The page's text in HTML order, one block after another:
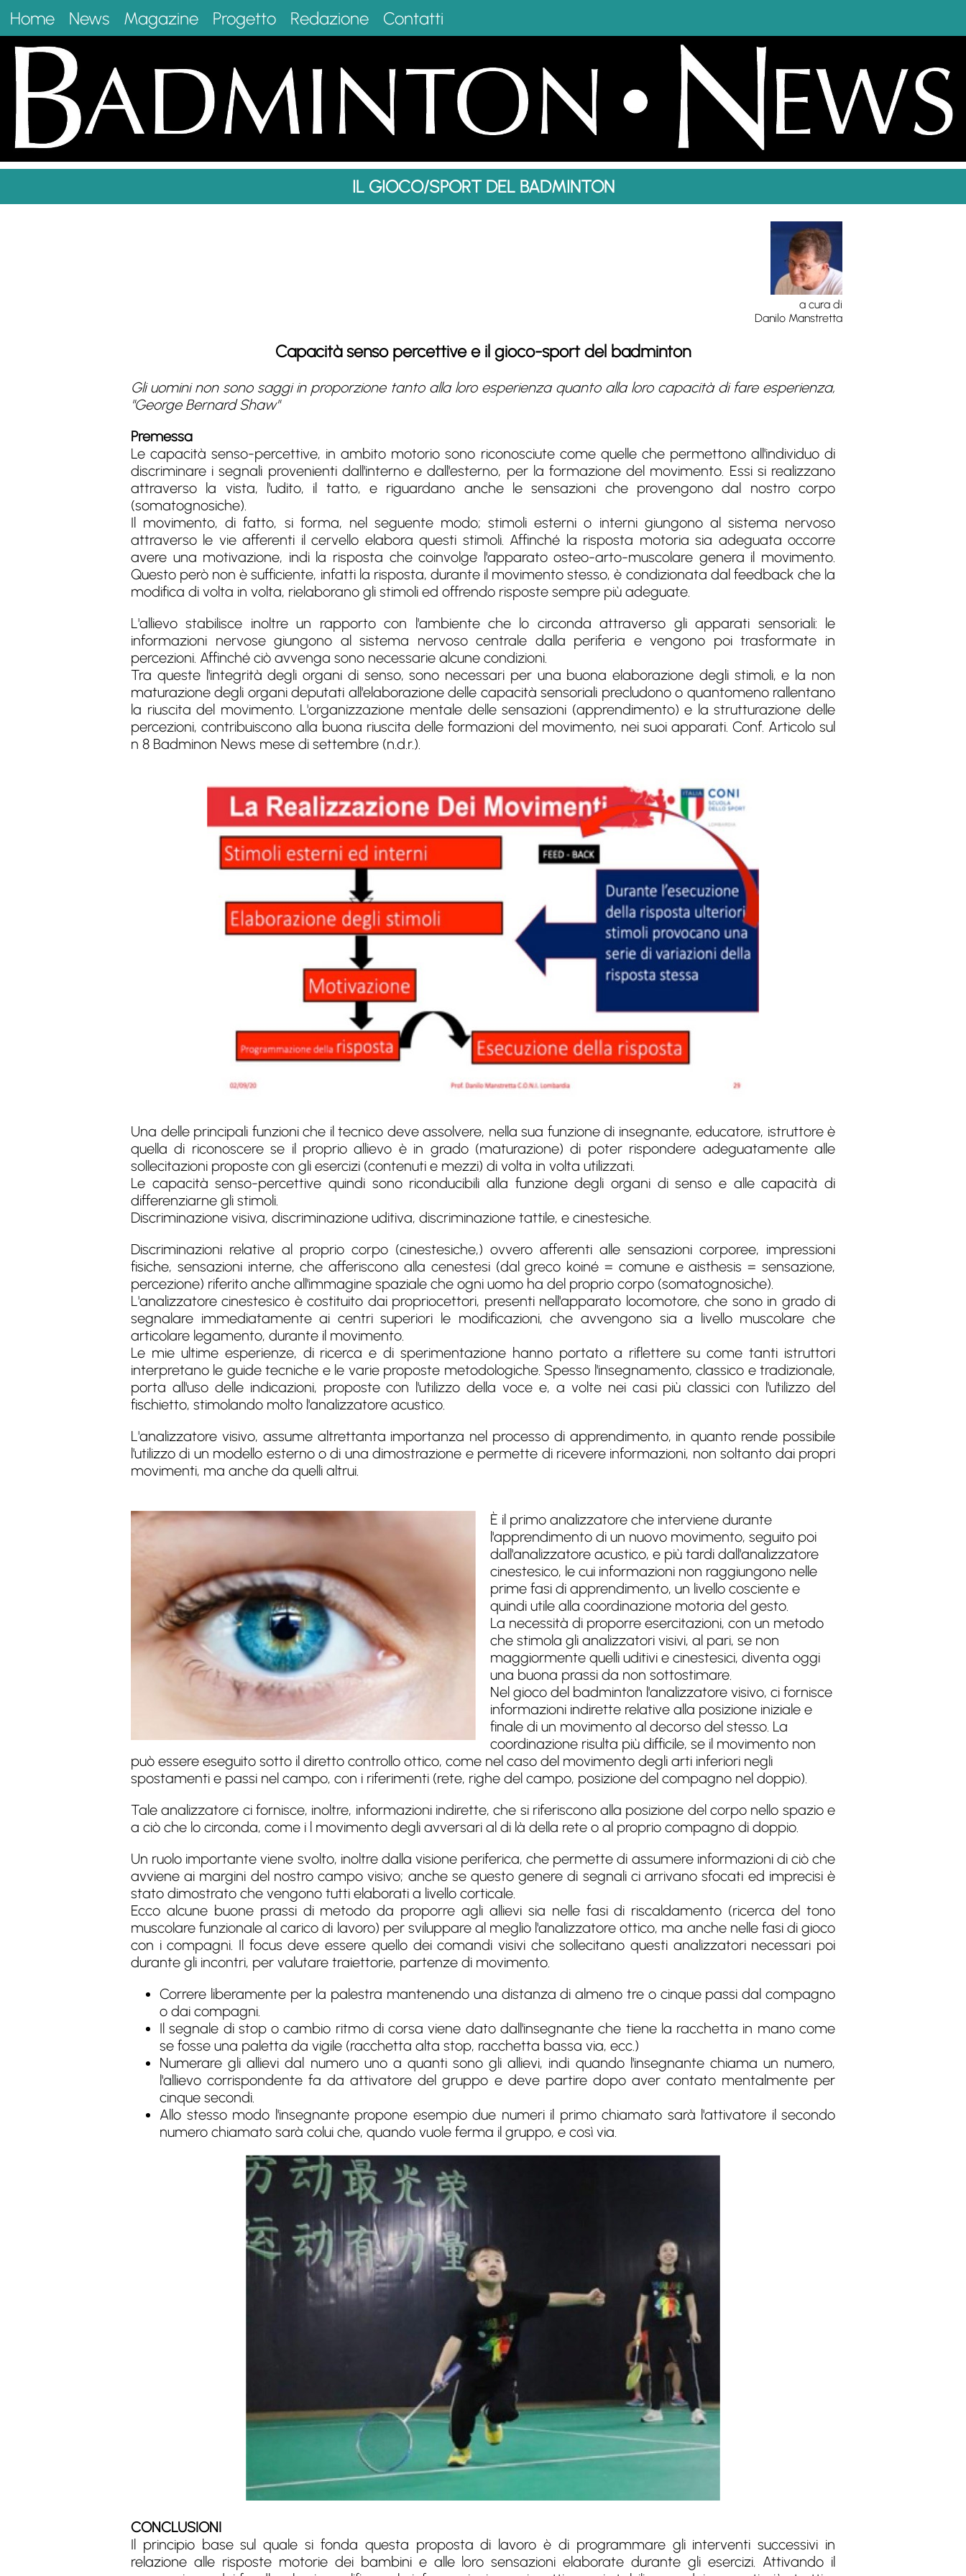
Home News Magazine Progetto Redazione Contatti
IL GIOCO/SPORT DEL BADMINTON
a cura di
Danilo Manstretta
Capacità senso percettive e il gioco-sport del badminton
Gli uomini non sono saggi in proporzione tanto alla loro esperienza quanto alla loro capacità di fare esperienza,
"George Bernard Shaw"
Premessa
Le capacità senso-percettive, in ambito motorio sono riconosciute come quelle che permettono all'individuo di
discriminare i segnali provenienti dall'interno e dall'esterno, per la formazione del movimento. Essi si realizzano
attraverso la vista, l'udito, il tatto, e riguardano anche le sensazioni che provengono dal nostro corpo
(somatognosiche).
Il movimento, di fatto, si forma, nel seguente modo; stimoli esterni o interni giungono al sistema nervoso
attraverso le vie afferenti il cervello elabora questi stimoli. Affinché la risposta motoria sia adeguata occorre
avere una motivazione, indi la risposta che coinvolge l'apparato osteo-arto-muscolare genera il movimento.
Questo però non è sufficiente, infatti la risposta, durante il movimento stesso, è condizionata dal feedback che la
modifica di volta in volta, rielaborano gli stimoli ed offrendo risposte sempre più adeguate.
L'allievo stabilisce inoltre un rapporto con l'ambiente che lo circonda attraverso gli apparati sensoriali: le
informazioni nervose giungono al sistema nervoso centrale dalla periferia e vengono poi trasformate in
percezioni. Affinché ciò avvenga sono necessarie alcune condizioni.
Tra queste l'integrità degli organi di senso, sono necessari per una buona elaborazione degli stimoli, e la non
maturazione degli organi deputati all'elaborazione delle capacità sensoriali precludono o quantomeno rallentano
la riuscita del movimento. L'organizzazione mentale delle sensazioni (apprendimento) e la strutturazione delle
percezioni, contribuiscono alla buona riuscita delle formazioni del movimento, nei suoi apparati. Conf. Articolo sul
n 8 Badminon News mese di settembre (n.d.r.).
Una delle principali funzioni che il tecnico deve assolvere, nella sua funzione di insegnante, educatore, istruttore è
quella di riconoscere se il proprio allievo è in grado (maturazione) di poter rispondere adeguatamente alle
sollecitazioni proposte con gli esercizi (contenuti e mezzi) di volta in volta utilizzati.
Le capacità senso-percettive quindi sono riconducibili alla funzione degli organi di senso e alle capacità di
differenziarne gli stimoli.
Discriminazione visiva, discriminazione uditiva, discriminazione tattile, e cinestesiche.
Discriminazioni relative al proprio corpo (cinestesiche,) ovvero afferenti alle sensazioni corporee, impressioni
fisiche, sensazioni interne, che afferiscono alla cenestesi (dal greco koiné = comune e aisthesis = sensazione,
percezione) riferito anche all'immagine spaziale che ogni uomo ha del proprio corpo (somatognosiche).
L'analizzatore cinestesico è costituito dai propriocettori, presenti nell'apparato locomotore, che sono in grado di
segnalare immediatamente ai centri superiori le modificazioni, che avvengono sia a livello muscolare che
articolare legamento, durante il movimento.
Le mie ultime esperienze, di ricerca e di sperimentazione hanno portato a riflettere su come tanti istruttori
interpretano le guide tecniche e le varie proposte metodologiche. Spesso l'insegnamento, classico e tradizionale,
porta all'uso delle indicazioni, proposte con l'utilizzo della voce e, a volte nei casi più classici con l'utilizzo del
fischietto, stimolando molto l'analizzatore acustico.
L'analizzatore visivo, assume altrettanta importanza nel processo di apprendimento, in quanto rende possibile
l'utilizzo di un modello esterno o di una dimostrazione e permette di ricevere informazioni, non soltanto dai propri
movimenti, ma anche da quelli altrui.
È il primo analizzatore che interviene durante
l'apprendimento di un nuovo movimento, seguito poi
dall'analizzatore acustico, e più tardi dall'analizzatore
cinestesico, le cui informazioni non raggiungono nelle
prime fasi di apprendimento, un livello cosciente e
quindi utile alla coordinazione motoria del gesto.
La necessità di proporre esercitazioni, con un metodo
che stimola gli analizzatori visivi, al pari, se non
maggiormente quelli uditivi e cinestesici, diventa oggi
una buona prassi da non sottostimare.
Nel gioco del badminton l'analizzatore visivo, ci fornisce
informazioni indirette relative alla posizione iniziale e
finale di un movimento al decorso del stesso. La
coordinazione risulta più difficile, se il movimento non
può essere eseguito sotto il diretto controllo ottico, come nel caso del movimento degli arti inferiori negli
spostamenti e passi nel campo, con i riferimenti (rete, righe del campo, posizione del compagno nel doppio).
Tale analizzatore ci fornisce, inoltre, informazioni indirette, che si riferiscono alla posizione del corpo nello spazio e
a ciò che lo circonda, come i l movimento degli avversari al di là della rete o al proprio compagno di doppio.
Un ruolo importante viene svolto, inoltre dalla visione periferica, che permette di assumere informazioni di ciò che
avviene ai margini del nostro campo visivo; anche se questo genere di segnali ci arrivano sfocati ed imprecisi è
stato dimostrato che vengono tutti elaborati a livello corticale.
Ecco alcune buone prassi di metodo da proporre agli allievi sia nelle fasi di riscaldamento (ricerca del tono
muscolare funzionale al carico di lavoro) per sviluppare al meglio l'analizzatore ottico, ma anche nelle fasi di gioco
con i compagni. Il focus deve essere quello dei comandi visivi che sollecitano questi analizzatori necessari poi
durante gli incontri, per valutare traiettorie, partenze di movimento.
Correre liberamente per la palestra mantenendo una distanza di almeno tre o cinque passi dal compagno
o dai compagni.
Il segnale di stop o cambio ritmo di corsa viene dato dall'insegnante che tiene la racchetta in mano come
se fosse una paletta da vigile (racchetta alta stop, racchetta bassa via, ecc.)
Numerare gli allievi dal numero uno a quanti sono gli allievi, indi quando l'insegnante chiama un numero,
l'allievo corrispondente fa da attivatore del gruppo e deve partire dopo aver contato mentalmente per
cinque secondi.
Allo stesso modo l'insegnante propone esempio due numeri il primo chiamato sarà l'attivatore il secondo
numero chiamato sarà colui che, quando vuole ferma il gruppo, e così via.
CONCLUSIONI
Il principio base sul quale si fonda questa proposta di lavoro è di programmare gli interventi successivi in
relazione alle risposte motorie dei bambini e alle loro sensazioni elaborate durante gli esercizi. Attivando il